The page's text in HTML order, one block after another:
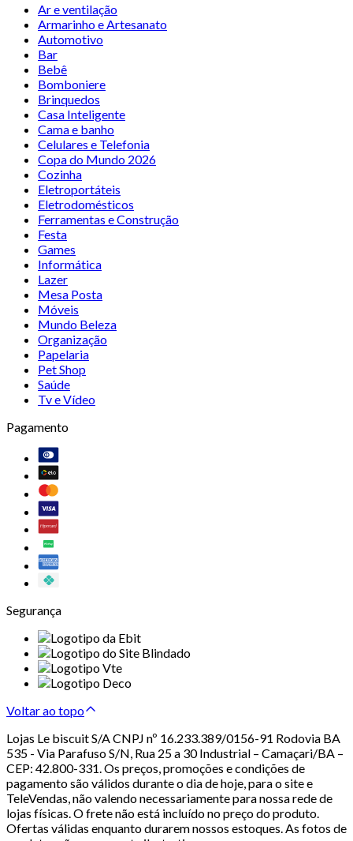
Ar e ventilação
Armarinho e Artesanato
Automotivo
Bar
Bebê
Bomboniere
Brinquedos
Casa Inteligente
Cama e banho
Celulares e Telefonia
Copa do Mundo 2026
Cozinha
Eletroportáteis
Eletrodomésticos
Ferramentas e Construção
Festa
Games
Informática
Lazer
Mesa Posta
Móveis
Mundo Beleza
Organização
Papelaria
Pet Shop
Saúde
Tv e Vídeo
Pagamento
Segurança
Voltar ao topo
Lojas Le biscuit S/A CNPJ nº 16.233.389/0156-91 Rodovia BA
535 - Via Parafuso S/N, Rua 25 a 30 Industrial – Camaçari/BA –
CEP: 42.800-331. Os preços, promoções e condições de
pagamento são válidos durante o dia de hoje, para o site e
TeleVendas, não valendo necessariamente para nossa rede de
lojas físicas. O frete não está incluído no preço do produto.
Ofertas válidas enquanto durarem nossos estoques. As fotos de